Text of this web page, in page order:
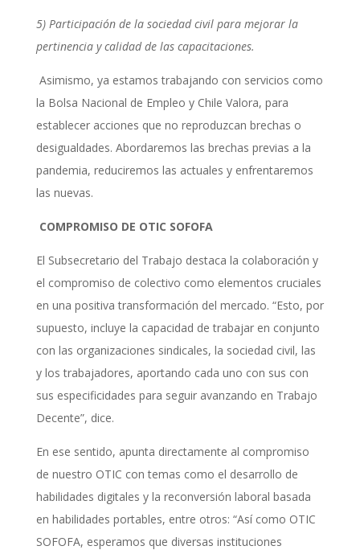
5) Participación de la sociedad civil para mejorar la
pertinencia y calidad de las capacitaciones.
Asimismo, ya estamos trabajando con servicios como
la Bolsa Nacional de Empleo y Chile Valora, para
establecer acciones que no reproduzcan brechas o
desigualdades. Abordaremos las brechas previas a la
pandemia, reduciremos las actuales y enfrentaremos
las nuevas.
COMPROMISO DE OTIC SOFOFA
El Subsecretario del Trabajo destaca la colaboración y
el compromiso de colectivo como elementos cruciales
en una positiva transformación del mercado. “Esto, por
supuesto, incluye la capacidad de trabajar en conjunto
con las organizaciones sindicales, la sociedad civil, las
y los trabajadores, aportando cada uno con sus con
sus especificidades para seguir avanzando en Trabajo
Decente”, dice.
En ese sentido, apunta directamente al compromiso
de nuestro OTIC con temas como el desarrollo de
habilidades digitales y la reconversión laboral basada
en habilidades portables, entre otros: “Así como OTIC
SOFOFA, esperamos que diversas instituciones